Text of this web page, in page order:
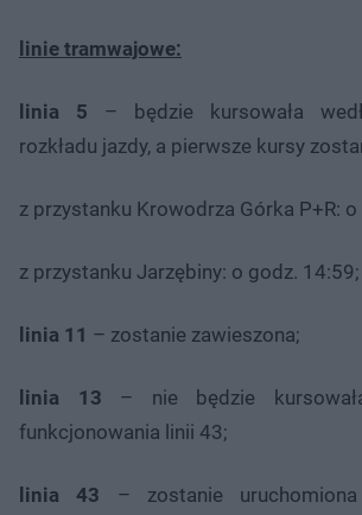
linie tramwajowe:
linia 5 – będzie kursowała
rozkładu jazdy, a pierwsze kursy
z przystanku Krowodrza Górka P+R:
z przystanku Jarzębiny: o godz. 14:59;
linia 11 – zostanie zawieszona;
linia 13 – nie będzie
funkcjonowania linii 43;
linia 43 – zostanie